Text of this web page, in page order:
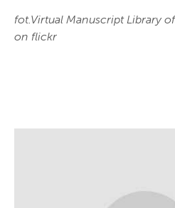
fot.Virtual Manuscript Library
on flickr